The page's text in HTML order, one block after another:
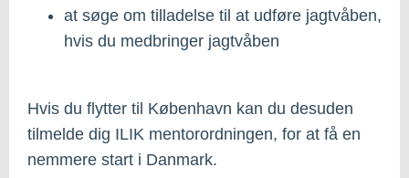
at søge om tilladelse til at udføre jagtvåben,
hvis du medbringer jagtvåben
Hvis du flytter til København kan du desuden
tilmelde dig ILIK mentorordningen, for at få en
nemmere start i Danmark.